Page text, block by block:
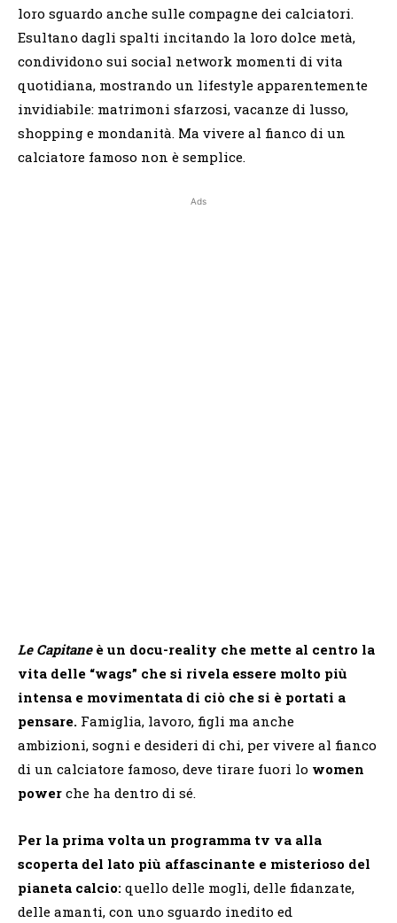
loro sguardo anche sulle compagne dei calciatori.
Esultano dagli spalti incitando la loro dolce metà,
condividono sui social network momenti di vita
quotidiana, mostrando un lifestyle apparentemente
invidiabile: matrimoni sfarzosi, vacanze di lusso,
shopping e mondanità. Ma vivere al fianco di un
calciatore famoso non è semplice.
Ads
Le Capitane è un docu-reality che mette al centro la
vita delle “wags” che si rivela essere molto più
intensa e movimentata di ciò che si è portati a
pensare. Famiglia, lavoro, figli ma anche
ambizioni, sogni e desideri di chi, per vivere al fianco
di un calciatore famoso, deve tirare fuori lo women
power che ha dentro di sé.
Per la prima volta un programma tv va alla
scoperta del lato più affascinante e misterioso del
pianeta calcio: quello delle mogli, delle fidanzate,
delle amanti, con uno sguardo inedito ed